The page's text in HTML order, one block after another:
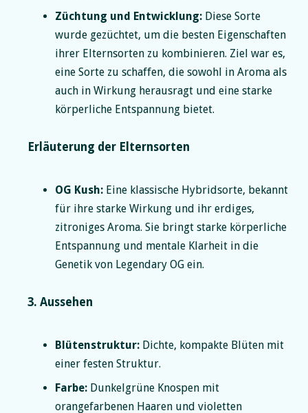
Züchtung und Entwicklung: Diese Sorte
wurde gezüchtet, um die besten Eigenschaften
ihrer Elternsorten zu kombinieren. Ziel war es,
eine Sorte zu schaffen, die sowohl in Aroma als
auch in Wirkung herausragt und eine starke
körperliche Entspannung bietet.
Erläuterung der Elternsorten
OG Kush: Eine klassische Hybridsorte, bekannt
für ihre starke Wirkung und ihr erdiges,
zitroniges Aroma. Sie bringt starke körperliche
Entspannung und mentale Klarheit in die
Genetik von Legendary OG ein.
3. Aussehen
Blütenstruktur: Dichte, kompakte Blüten mit
einer festen Struktur.
Farbe: Dunkelgrüne Knospen mit
orangefarbenen Haaren und violetten